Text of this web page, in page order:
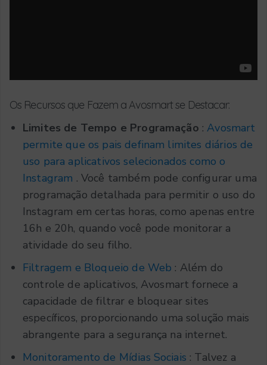
Os Recursos que Fazem a Avosmart se Destacar:
Limites de Tempo e Programação :Avosmart
permite que os pais definam limites diários de
uso para aplicativos selecionados como o
Instagram . Você também pode configurar uma
programação detalhada para permitir o uso do
Instagram em certas horas, como apenas entre
16h e 20h, quando você pode monitorar a
atividade do seu filho.
Filtragem e Bloqueio de Web : Além do
controle de aplicativos, Avosmart fornece a
capacidade de filtrar e bloquear sites
específicos, proporcionando uma solução mais
abrangente para a segurança na internet.
Monitoramento de Mídias Sociais : Talvez a